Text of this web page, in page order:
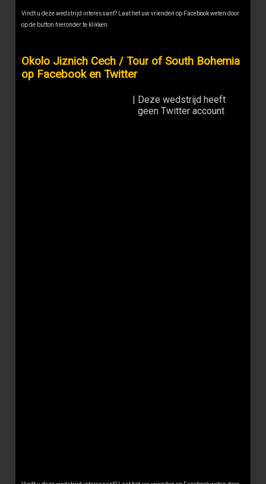
Vindt u deze wedstrijd interessant? Laat het uw vrienden op Facebook weten door
op de button hieronder te klikken.
Okolo Jiznich Cech / Tour of South Bohemia
op Facebook en Twitter
| Deze wedstrijd heeft
geen Twitter account